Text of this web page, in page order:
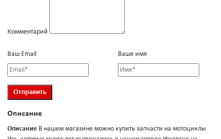
Комментарий
Ваш Email Ваше имя
Описание
Описание В нашем магазине можно купить запчасти на мотоциклы